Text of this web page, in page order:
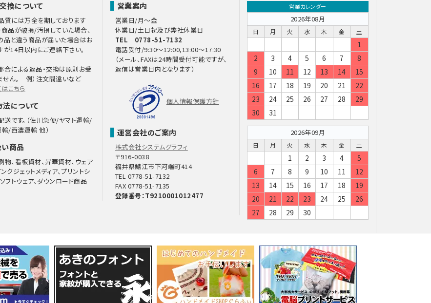
託について
は、一部を委託することはありません。
示等および問い合わせ窓口について
有する開示対象個人情報の利用目的の通知・開示・内容の訂正・追加または削除・利用の停止・消去
」といいます。）に応じます。
続き 」をご覧下さい。
あたっての注意事項
県以外の入力は任意となっております。電話番号をご入力いただいた場合は、電子メールでのご連絡
げる事があります。 ご入力がない場合はご連絡出来ないことがありますので、予めご了承下さい。 ま
ルアドレスや電話番号に問い合わせいただきました商品、または弊社サービスのご案内をさせていた
ない方法による個人情報の取得
るなどして、本人が容易に認識できない方法による個人情報の取得は行っておりません。
置について
、減失またはき損の防止と是正、その他個人情報の安全管理のために必要かつ適切な措置を講じま
ついて
、基本的に任意の提供と致しますが、お願いした個人情報を提供して頂けない場合、本来の適正な
対応が出来ず、皆様方に不利益を生じる場合があります。
換について
質には万全を期しております
商品が破損/汚損していた場合、
品と違う商品が届いた場合はお
が14日以内にご連絡下さい。
合による返品・交換は原則お受
せん。 例）注文間違いなど
こちら
について
送です。（佐川急便/ヤマト運輸/
輸/西濃運輸 他）
商品
物、看板資材、昇華資材、ウェア
クジェットメディア、プリントシ
フトウェア、ダウンロード商品
営業案内
営業日/月～金
休業日/土日祝及び弊社休業日
TEL 0778-51-7132
電話受付/9:30～12:00,13:00～17:30
（メール、FAXは24時間受付可能ですが、
返信は営業日内となります）
個人情報保護方針
運営会社のご案内
株式会社システムグラフィ
〒916-0038
福井県鯖江市下河端町414
TEL 0778-51-7132
FAX 0778-51-7135
登録番号：T9210001012477
営業カレンダー
2026年08月
日 月 火 水 木 金 土
1
2
3 4 5 6 7
8
9
10 11 12 13 14
15
16
17 18 19 20 21
22
23
24 25 26 27 28
29
30
31
2026年09月
日 月 火 水 木 金 土
1 2 3 4
5
6
7 8 9 10 11
12
13
14 15 16 17 18
19
20
21 22 23 24 25
26
27
28 29 30